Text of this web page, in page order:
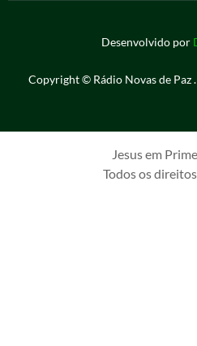
Desenvolvido por
Copyright © Rádio Novas de Paz
Jesus em
Todos os